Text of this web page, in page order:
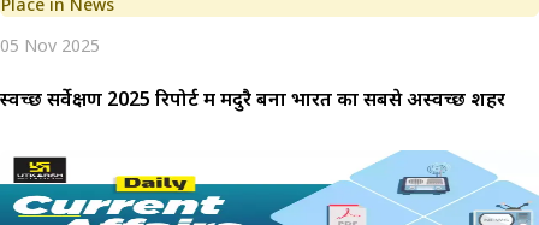
05 Nov 2025
स्वच्छ सर्वेक्षण 2025 रिपोर्ट में मदुरै बना भारत का सबसे अस्वच्छ शहर